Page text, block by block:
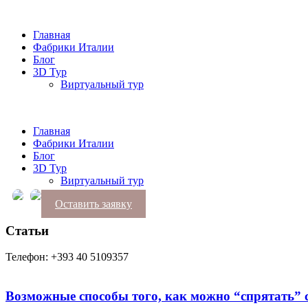
Главная
Фабрики Италии
Блог
3D Тур
Виртуальный тур
Главная
Фабрики Италии
Блог
3D Тур
Виртуальный тур
Оставить заявку
Статьи
Телефон: +393 40 5109357
Возможные способы того, как можно “спрятать”